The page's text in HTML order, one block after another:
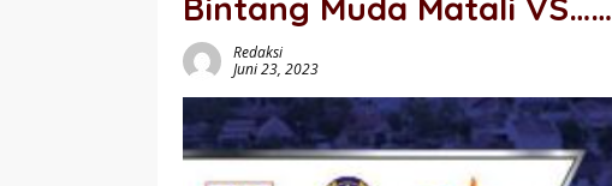
Redaksi
Juni 23, 2023